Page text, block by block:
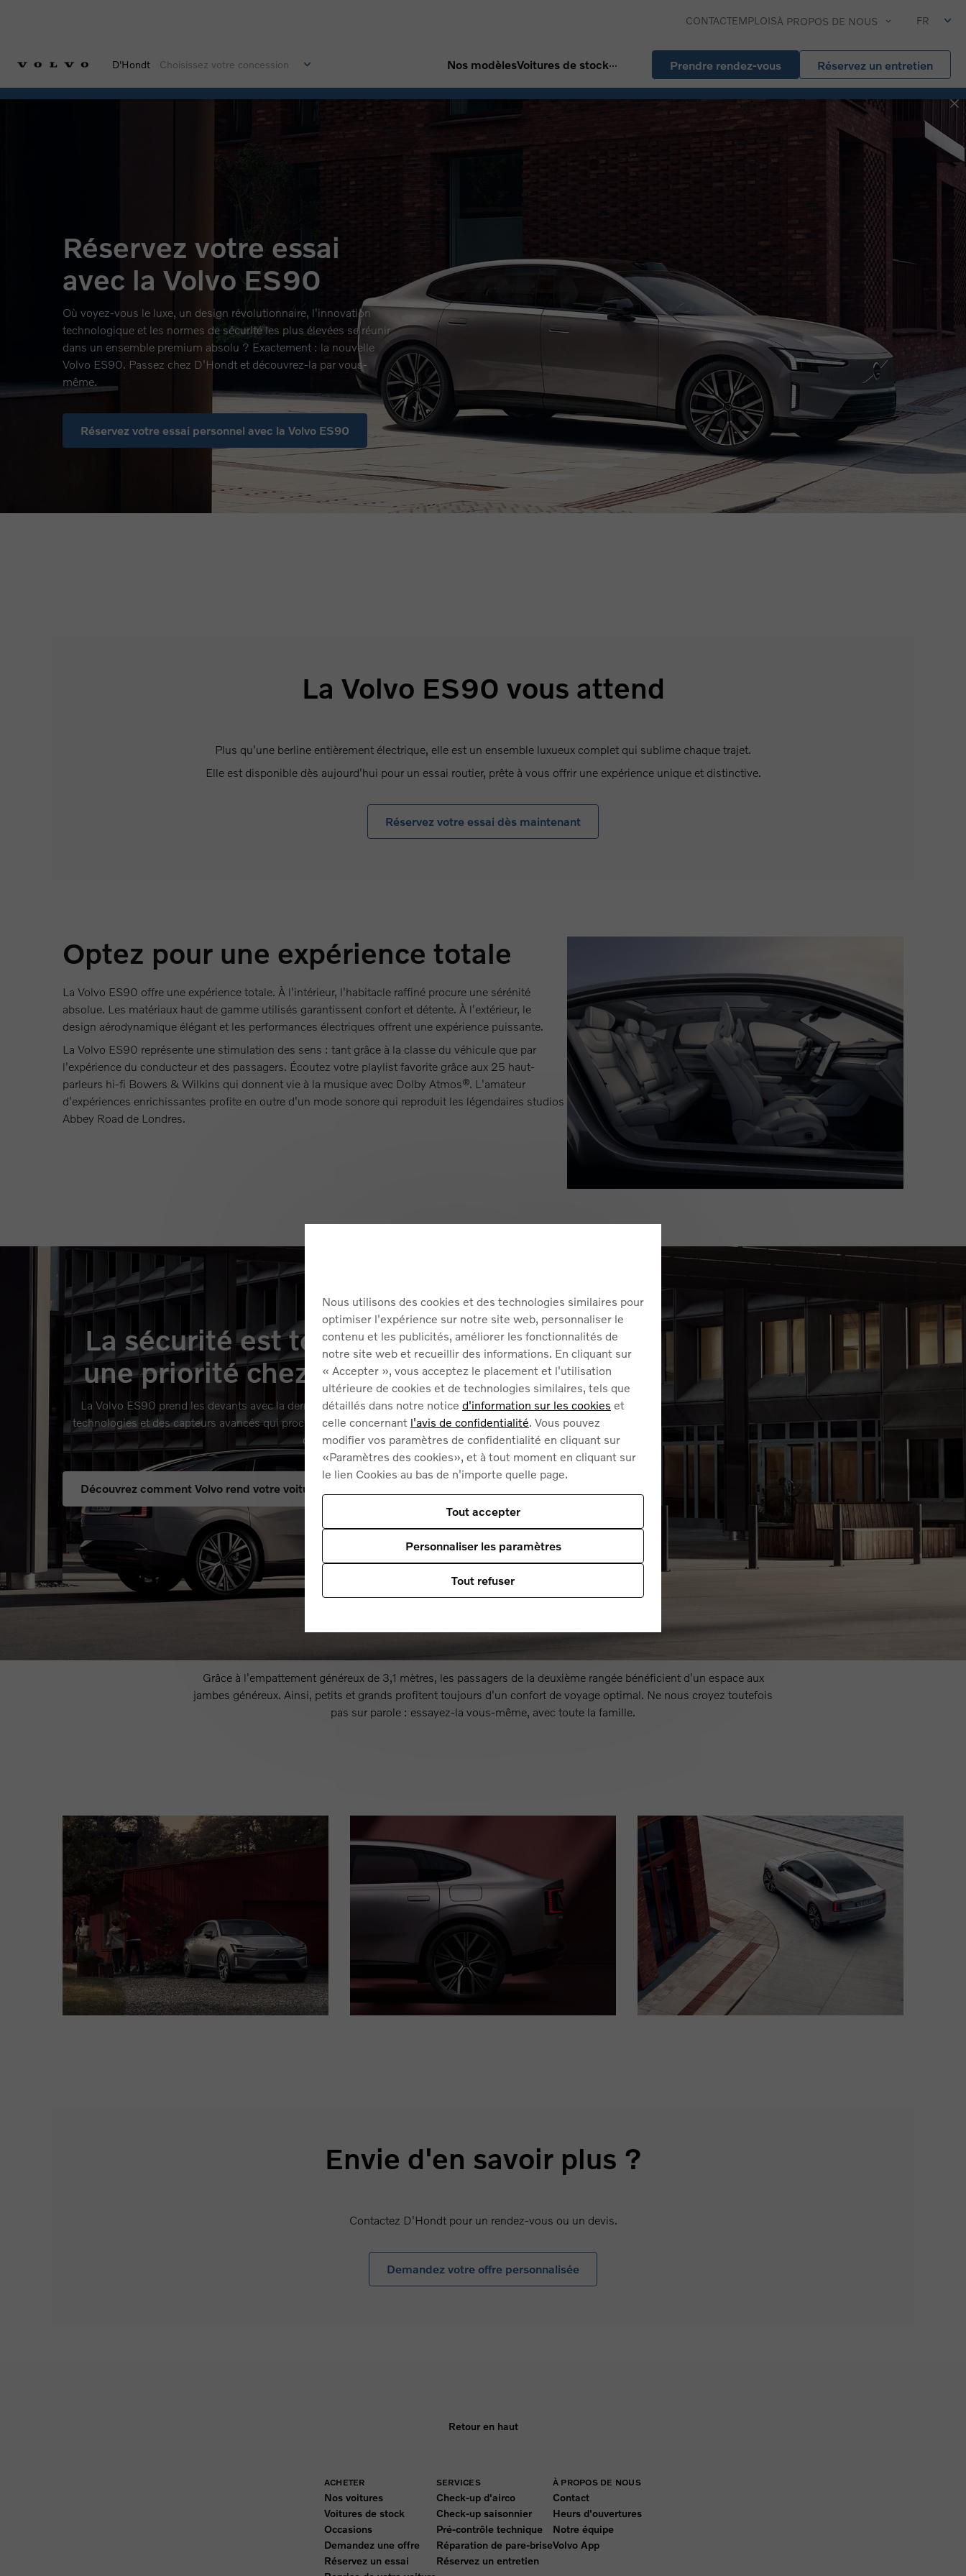
CONTACTEMPLOISÀ PROPOS DE NOUS FR
D'Hondt Choisissez votre concession Nos modèlesVoitures de stock Prendre rendez-vous Réservez un entretien
Réservez votre essai
avec la Volvo ES90
Où voyez-vous le luxe, un design révolutionnaire, l'innovation
technologique et les normes de sécurité les plus élevées se réunir
dans un ensemble premium absolu ? Exactement : la nouvelle
Volvo ES90. Passez chez D'Hondt et découvrez-la par vous-
même.
Réservez votre essai personnel avec la Volvo ES90
La Volvo ES90 vous attend
Plus qu'une berline entièrement électrique, elle est un ensemble luxueux complet qui sublime chaque trajet.
Elle est disponible dès aujourd'hui pour un essai routier, prête à vous offrir une expérience unique et distinctive.
Réservez votre essai dès maintenant
Optez pour une expérience totale
La Volvo ES90 offre une expérience totale. À l'intérieur, l'habitacle raffiné procure une sérénité
absolue. Les matériaux haut de gamme utilisés garantissent confort et détente. À l'extérieur, le
design aérodynamique élégant et les performances électriques offrent une expérience puissante.
La Volvo ES90 représente une stimulation des sens : tant grâce à la classe du véhicule que par
l'expérience du conducteur et des passagers. Écoutez votre playlist favorite grâce aux 25 haut-
parleurs hi-fi Bowers & Wilkins qui donnent vie à la musique avec Dolby Atmos®. L'amateur
d'expériences enrichissantes profite en outre d'un mode sonore qui reproduit les légendaires studios
Abbey Road de Londres.
La sécurité est toujours
une priorité chez Volvo.
La Volvo ES90 prend les devants avec la dernière génération de
technologies et des capteurs avancés qui procurent un sentiment
de sécurité inégalé.
Découvrez comment Volvo rend votre voiture plus sûre
Grâce à l'empattement généreux de 3,1 mètres, les passagers de la deuxième rangée bénéficient d'un espace aux
jambes généreux. Ainsi, petits et grands profitent toujours d'un confort de voyage optimal. Ne nous croyez toutefois
pas sur parole : essayez-la vous-même, avec toute la famille.
Envie d'en savoir plus ?
Contactez D'Hondt pour un rendez-vous ou un devis.
Demandez votre offre personnalisée
Retour en haut
ACHETER
Nos voitures
Voitures de stock
Occasions
Demandez une offre
Réservez un essai
SERVICES
Check-up d'airco
Check-up saisonnier
Pré-contrôle technique
Réparation de pare-brise
Réservez un entretien
À PROPOS DE NOUS
Contact
Heurs d'ouvertures
Notre équipe
Volvo App
Nous utilisons des cookies et des technologies similaires pour
optimiser l'expérience sur notre site web, personnaliser le
contenu et les publicités, améliorer les fonctionnalités de
notre site web et recueillir des informations. En cliquant sur
« Accepter », vous acceptez le placement et l'utilisation
ultérieure de cookies et de technologies similaires, tels que
détaillés dans notre notice d'information sur les cookies et
celle concernant l'avis de confidentialité. Vous pouvez
modifier vos paramètres de confidentialité en cliquant sur
«Paramètres des cookies», et à tout moment en cliquant sur
le lien Cookies au bas de n'importe quelle page.
Tout accepter
Personnaliser les paramètres
Tout refuser